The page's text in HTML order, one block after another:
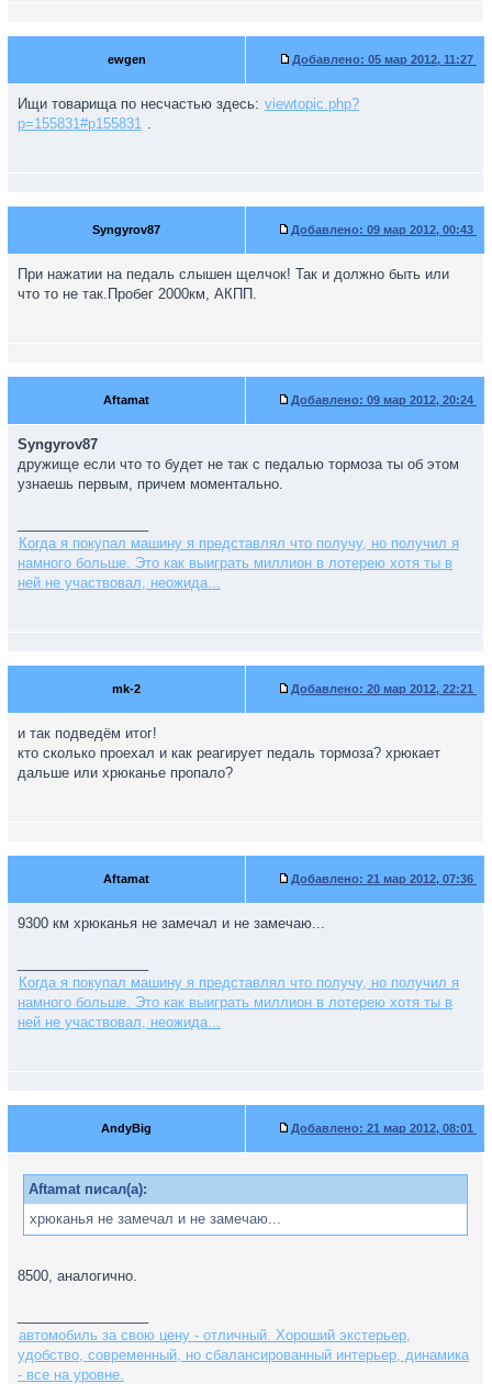
ewgen Добавлено: 05 мар 2012, 11:27
Ищи товарища по несчастью здесь: viewtopic.php?
p=155831#p155831 .
Syngyrov87 Добавлено: 09 мар 2012, 00:43
При нажатии на педаль слышен щелчок! Так и должно быть или
что то не так.Пробег 2000км, АКПП.
Aftamat Добавлено: 09 мар 2012, 20:24
Syngyrov87
дружище если что то будет не так с педалью тормоза ты об этом
узнаешь первым, причем моментально.
Когда я покупал машину я представлял что получу, но получил я
намного больше. Это как выиграть миллион в лотерею хотя ты в
ней не участвовал, неожида...
mk-2 Добавлено: 20 мар 2012, 22:21
и так подведём итог!
кто сколько проехал и как реагирует педаль тормоза? хрюкает
дальше или хрюканье пропало?
Aftamat Добавлено: 21 мар 2012, 07:36
9300 км хрюканья не замечал и не замечаю...
Когда я покупал машину я представлял что получу, но получил я
намного больше. Это как выиграть миллион в лотерею хотя ты в
ней не участвовал, неожида...
AndyBig Добавлено: 21 мар 2012, 08:01
Aftamat писал(а):
хрюканья не замечал и не замечаю...
8500, аналогично.
автомобиль за свою цену - отличный. Хороший экстерьер,
удобство, современный, но сбалансированный интерьер, динамика
- все на уровне.